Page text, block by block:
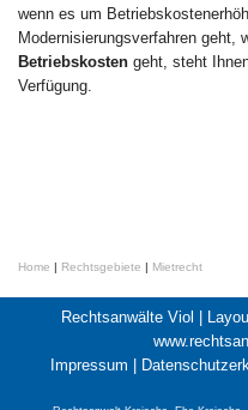
wenn es um
Modernisierungsverfahren geht,
Betriebskosten geht, steht
Verfügung.
Home | Rechtsgebiete | Mietrecht
Rechtsanwälte Viol |
Impressum |